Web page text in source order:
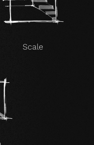
Scale